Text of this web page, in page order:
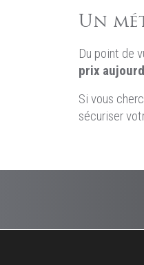
Un
Du point de
prix
Si vous
sécuriser